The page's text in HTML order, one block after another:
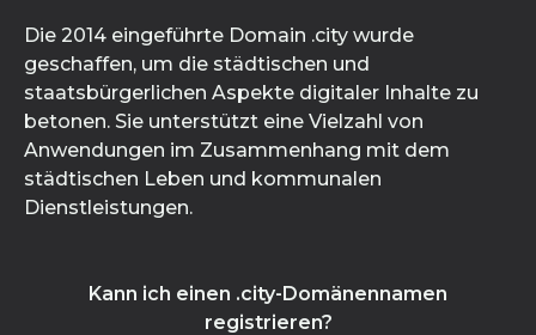
Die 2014 eingeführte Domain .city wurde
geschaffen, um die städtischen und
staatsbürgerlichen Aspekte digitaler Inhalte zu
betonen. Sie unterstützt eine Vielzahl von
Anwendungen im Zusammenhang mit dem
städtischen Leben und kommunalen
Dienstleistungen.
Kann ich einen .city-Domänennamen
registrieren?